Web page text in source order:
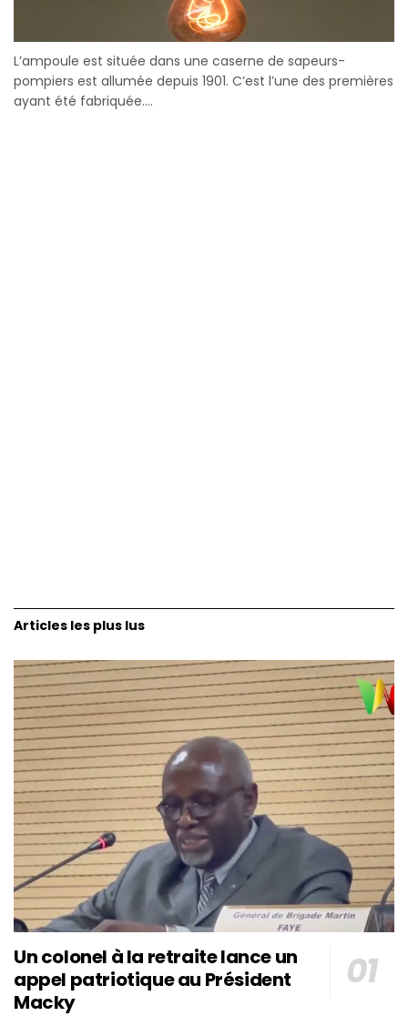
L’ampoule est située dans une caserne de sapeurs-
pompiers est allumée depuis 1901. C’est l’une des premières
ayant été fabriquée....
Articles les plus lus
Un colonel à la retraite lance un
appel patriotique au Président
Macky